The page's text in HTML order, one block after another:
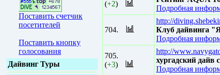
Поставить счетчик
посетителей
Поставить кнопку
голосования
Дайвинг Туры
(+2)
Подробная
704.
http://
Клуб дайвинга
Подробная
705.
(+3)
http://
хургадский дайв
Подробная